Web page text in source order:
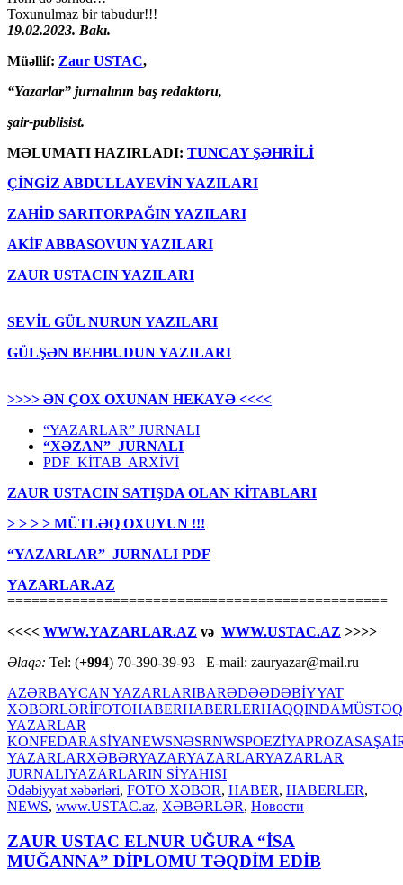
Toxunulmaz bir tabudur!!!
19.02.2023. Bakı.
Müəllif: Zaur USTAC,
“Yazarlar” jurnalının baş redaktoru,
şair-publisist.
MƏLUMATI HAZIRLADI: TUNCAY ŞƏHRİLİ
ÇİNGİZ ABDULLAYEVİN YAZILARI
ZAHİD SARITORPAĞIN YAZILARI
AKİF ABBASOVUN YAZILARI
ZAUR USTACIN YAZILARI
SEVİL GÜL NURUN YAZILARI
GÜLŞƏN BEHBUDUN YAZILARI
>>>> ƏN ÇOX OXUNAN HEKAYƏ <<<<
“YAZARLAR” JURNALI
“XƏZAN” JURNALI
PDF KİTAB ARXİVİ
ZAUR USTACIN SATIŞDA OLAN KİTABLARI
> > > > MÜTLƏQ OXUYUN !!!
“YAZARLAR” JURNALI PDF
YAZARLAR.AZ
===============================================
<<<< WWW.YAZARLAR.AZ və WWW.USTAC.AZ >>>>
Əlaqə: Tel: (+994) 70-390-39-93 E-mail: zauryazar@mail.ru
AZƏRBAYCAN YAZARLARIBARƏDƏƏDƏBİYYAT
XƏBƏRLƏRİFOTOHABERHABERLERHAQQINDA
YAZARLAR
KONFEDARASİYANEWSNƏSRNWSPOEZİYAPROZASA
YAZARLARXƏBƏRYAZARYAZARLARYAZARLAR
JURNALIYAZARLARIN SİYAHISI
Ədəbiyyat xəbərləri, FOTO XƏBƏR, HABER, HABERLER,
NEWS, www.USTAC.az, XƏBƏRLƏR, Новости
ZAUR USTAC ELNUR UĞURA “İSA
MUĞANNA” DİPLOMU TƏQDİM EDİB